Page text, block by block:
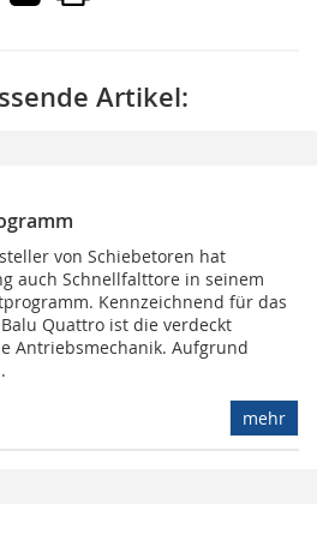
Artikel:
von Schiebetoren hat
auch Schnellfalttore in seinem
Kennzeichnend für das
Quattro ist die verdeckt
Antriebsmechanik. Aufgrund
mehr